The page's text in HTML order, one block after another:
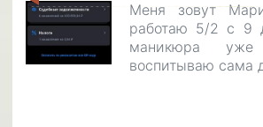
Меня зовут
работаю 5/2 с 9
маникюра
воспитываю сама